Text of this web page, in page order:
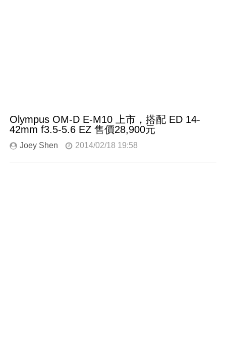
Olympus OM-D E-M10 上市，搭配 ED 14-
42mm f3.5-5.6 EZ 售價28,900元
Joey Shen 2014/02/18 19:58